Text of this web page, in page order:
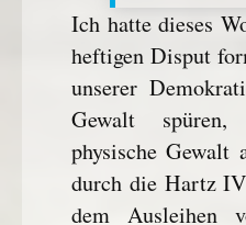
Ich hatte dieses
heftigen Disput
unserer
Gewalt
physische Gewalt
durch die Hartz
dem Ausleihen